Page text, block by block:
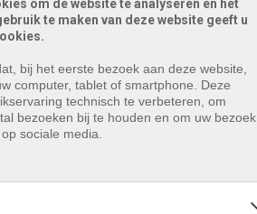
vaste trap, waar zich de
Niet-
om de website te analyseren en het
te maken van deze website geeft u
bij het eerste bezoek aan deze website,
computer, tablet of smartphone. Deze
technisch te verbeteren, om
bezoeken bij te houden en om uw bezoek
sociale media.